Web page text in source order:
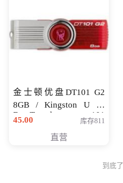
金士顿优盘DT101 G2
8GB / Kingston U 盘
DataTraveler 101
Generati
45.00 库存811
直营
到底了